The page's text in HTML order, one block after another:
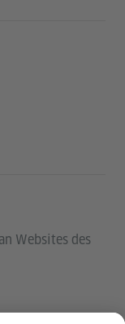
Websites des